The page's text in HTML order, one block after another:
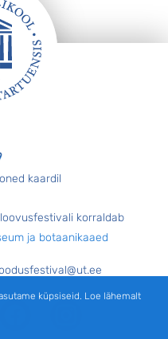
kaardil
korraldab
ja botaanikaaed
küpsiseid. Loe lähemalt